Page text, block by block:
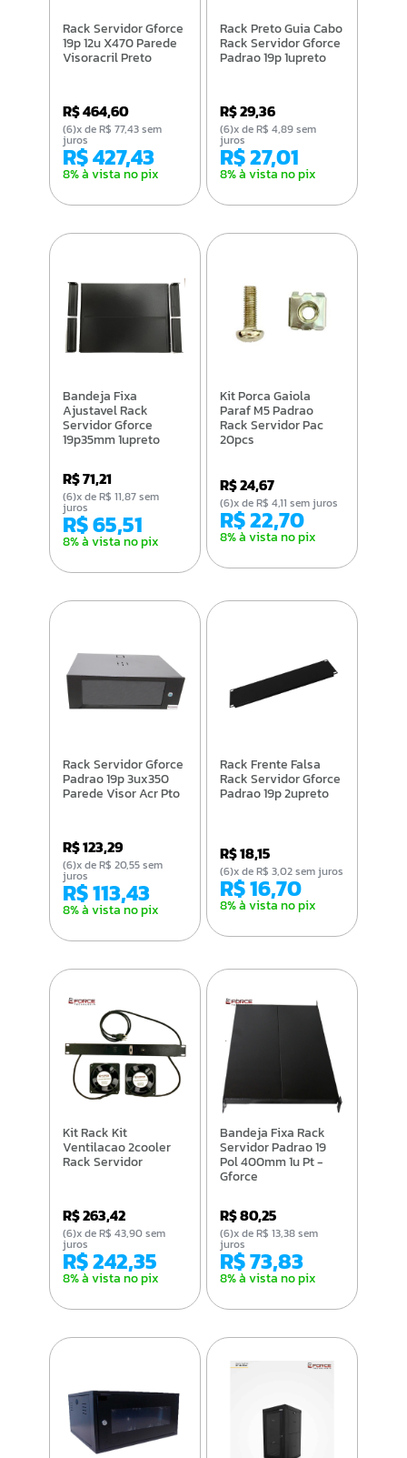
Rack Servidor Gforce
19p 12u X470 Parede
Visoracril Preto
R$ 464,60
R$ 427,43
8% à vista no pix
(6)x de R$ 77,43 sem
juros
Rack Preto Guia Cabo
Rack Servidor Gforce
Padrao 19p 1upreto
R$ 29,36
R$ 27,01
8% à vista no pix
(6)x de R$ 4,89 sem
juros
Bandeja Fixa
Ajustavel Rack
Servidor Gforce
19p35mm 1upreto
R$ 71,21
R$ 65,51
8% à vista no pix
(6)x de R$ 11,87 sem
juros
Kit Porca Gaiola
Paraf M5 Padrao
Rack Servidor Pac
20pcs
R$ 24,67
R$ 22,70
8% à vista no pix
(6)x de R$ 4,11 sem juros
Rack Servidor Gforce
Padrao 19p 3ux350
Parede Visor Acr Pto
R$ 123,29
R$ 113,43
8% à vista no pix
(6)x de R$ 20,55 sem
juros
Rack Frente Falsa
Rack Servidor Gforce
Padrao 19p 2upreto
R$ 18,15
R$ 16,70
8% à vista no pix
(6)x de R$ 3,02 sem juros
Kit Rack Kit
Ventilacao 2cooler
Rack Servidor
R$ 263,42
R$ 242,35
8% à vista no pix
(6)x de R$ 43,90 sem
juros
Bandeja Fixa Rack
Servidor Padrao 19
Pol 400mm 1u Pt -
Gforce
R$ 80,25
R$ 73,83
8% à vista no pix
(6)x de R$ 13,38 sem
juros